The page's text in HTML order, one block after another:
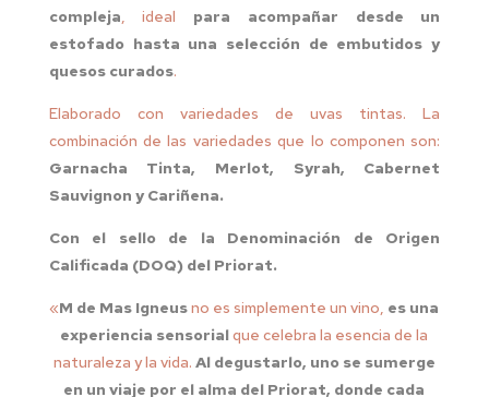
compleja, ideal para acompañar desde un
estofado hasta una selección de embutidos y
quesos curados.
Elaborado con variedades de uvas tintas. La
combinación de las variedades que lo componen son:
Garnacha Tinta, Merlot, Syrah, Cabernet
Sauvignon y Cariñena.
Con el sello de la Denominación de Origen
Calificada (DOQ) del Priorat.
«M de Mas Igneusno es simplemente un vino, es una
experiencia sensorialque celebra la esencia de la
naturaleza y la vida. Al degustarlo, uno se sumerge
en un viaje por el alma del Priorat, donde cada